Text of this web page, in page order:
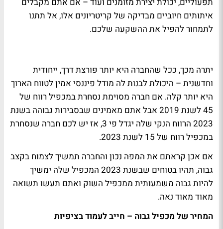
איתותים חיוביים מבדיקה של קריטריונים אלו, אל תתנו
לתמחור להפיל את ההשקעה שלכם.
יתרה מכך, ככל שהחברה היא יותר פורצת דרך, ייחודית
וחדשנית – היכולת לבנות לה מודל פיננסי אמין לטווח הארוך
היא יותר קלה. אם חברה מסוימת נסחרת במכפיל רווח של
45 לשנת 2019 אבל אתם מאמינים שבסבירות גבוהה בשנת
2023 הרווח הנקי שלה יגדל פי 3, אז יש לכם חברה שנסחרת
במכפיל רווח של 15 לשנת 2023.
אם אכן קראתם את המפה נכון והחברה תמשיך לצמוח בקצב
גבוה, תהיו בטוחים שבשנת 2023 המכפיל שלה ימשיך
להיות גבוה משמעותית ממכפיל השוק ואתם תעשו תשואה
מאוד מאוד נאה.
המחיר של מכפיל גבוה – חייב לעמוד בציפיות